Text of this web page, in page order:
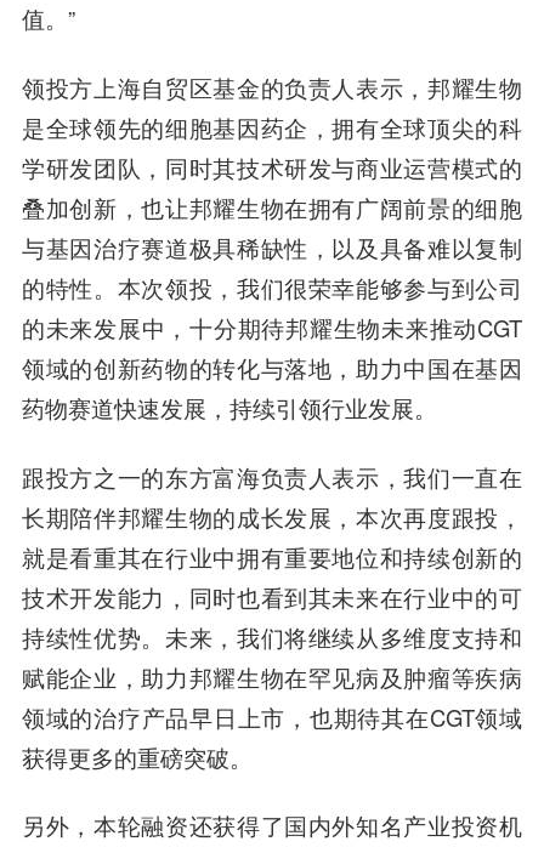
值。”
领投方上海自贸区基金的负责人表示，邦耀生物
是全球领先的细胞基因药企，拥有全球顶尖的科
学研发团队，同时其技术研发与商业运营模式的
叠加创新，也让邦耀生物在拥有广阔前景的细胞
与基因治疗赛道极具稀缺性，以及具备难以复制
的特性。本次领投，我们很荣幸能够参与到公司
的未来发展中，十分期待邦耀生物未来推动CGT
领域的创新药物的转化与落地，助力中国在基因
药物赛道快速发展，持续引领行业发展。
跟投方之一的东方富海负责人表示，我们一直在
长期陪伴邦耀生物的成长发展，本次再度跟投，
就是看重其在行业中拥有重要地位和持续创新的
技术开发能力，同时也看到其未来在行业中的可
持续性优势。未来，我们将继续从多维度支持和
赋能企业，助力邦耀生物在罕见病及肿瘤等疾病
领域的治疗产品早日上市，也期待其在CGT领域
获得更多的重磅突破。
另外，本轮融资还获得了国内外知名产业投资机